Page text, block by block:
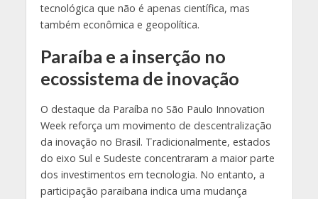
tecnológica que não é apenas científica, mas
também econômica e geopolítica.
Paraíba e a inserção no
ecossistema de inovação
O destaque da Paraíba no São Paulo Innovation
Week reforça um movimento de descentralização
da inovação no Brasil. Tradicionalmente, estados
do eixo Sul e Sudeste concentraram a maior parte
dos investimentos em tecnologia. No entanto, a
participação paraibana indica uma mudança